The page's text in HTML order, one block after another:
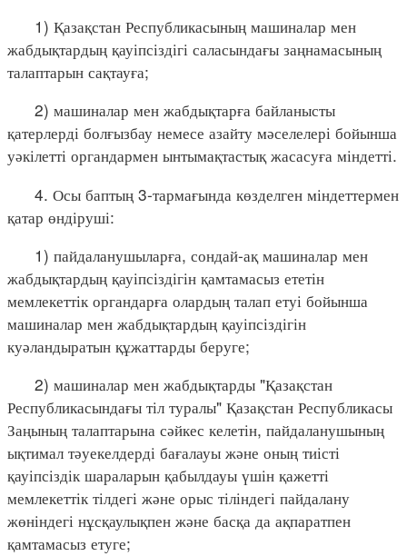
1) Қазақстан Республикасының машиналар мен
жабдықтардың қауіпсіздігі саласындағы заңнамасының
талаптарын сақтауға;
2) машиналар мен жабдықтарға байланысты
қатерлерді болғызбау немесе азайту мәселелері бойынша
уәкілетті органдармен ынтымақтастық жасасуға міндетті.
4. Осы баптың 3-тармағында көзделген міндеттермен
қатар өндіруші:
1) пайдаланушыларға, сондай-ақ машиналар мен
жабдықтардың қауіпсіздігін қамтамасыз ететін
мемлекеттік органдарға олардың талап етуі бойынша
машиналар мен жабдықтардың қауіпсіздігін
куәландыратын құжаттарды беруге;
2) машиналар мен жабдықтарды "Қазақстан
Республикасындағы тіл туралы" Қазақстан Республикасы
Заңының талаптарына сәйкес келетін, пайдаланушының
ықтимал тәуекелдерді бағалауы және оның тиісті
қауіпсіздік шараларын қабылдауы үшін қажетті
мемлекеттік тілдегі және орыс тіліндегі пайдалану
жөніндегі нұсқаулықпен және басқа да ақпаратпен
қамтамасыз етуге;